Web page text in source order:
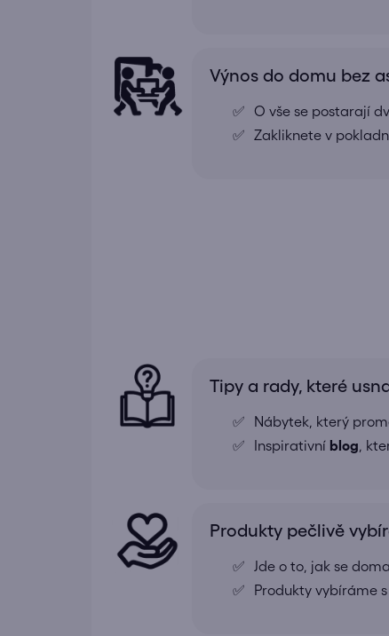
Výnos do domu bez
O vše se postarají
Zakliknete v
Tipy a rady, které
Nábytek, který
Inspirativní blog ,
Produkty pečlivě
Jde o to, jak se
Produkty vybíráme